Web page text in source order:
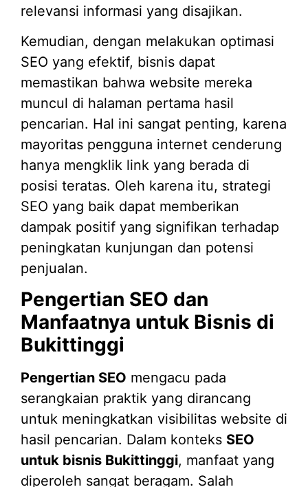
relevansi informasi yang disajikan.
Kemudian, dengan melakukan optimasi
SEO yang efektif, bisnis dapat
memastikan bahwa website mereka
muncul di halaman pertama hasil
pencarian. Hal ini sangat penting, karena
mayoritas pengguna internet cenderung
hanya mengklik link yang berada di
posisi teratas. Oleh karena itu, strategi
SEO yang baik dapat memberikan
dampak positif yang signifikan terhadap
peningkatan kunjungan dan potensi
penjualan.
Pengertian SEO dan
Manfaatnya untuk Bisnis di
Bukittinggi
Pengertian SEO mengacu pada
serangkaian praktik yang dirancang
untuk meningkatkan visibilitas website di
hasil pencarian. Dalam konteks SEO
untuk bisnis Bukittinggi, manfaat yang
diperoleh sangat beragam. Salah